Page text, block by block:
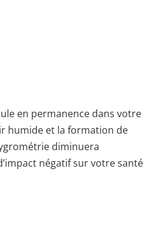
en permanence dans votre
humide et la formation de
diminuera
négatif sur votre santé